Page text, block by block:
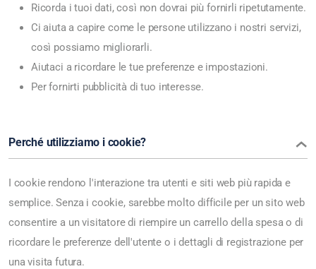
Ricorda i tuoi dati, così non dovrai più fornirli ripetutamente.
Ci aiuta a capire come le persone utilizzano i nostri servizi,
così possiamo migliorarli.
Aiutaci a ricordare le tue preferenze e impostazioni.
Per fornirti pubblicità di tuo interesse.
Perché utilizziamo i cookie?
I cookie rendono l'interazione tra utenti e siti web più rapida e
semplice. Senza i cookie, sarebbe molto difficile per un sito web
consentire a un visitatore di riempire un carrello della spesa o di
ricordare le preferenze dell'utente o i dettagli di registrazione per
una visita futura.